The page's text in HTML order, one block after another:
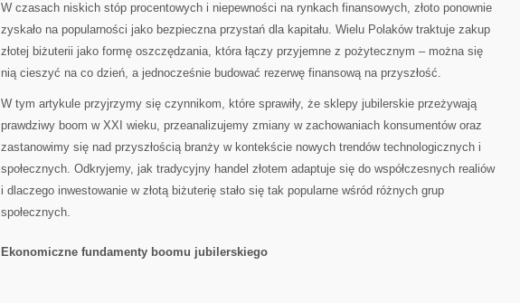
W czasach niskich stóp procentowych i niepewności na rynkach finansowych, złoto ponownie
zyskało na popularności jako bezpieczna przystań dla kapitału. Wielu Polaków traktuje zakup
złotej biżuterii jako formę oszczędzania, która łączy przyjemne z pożytecznym – można się
nią cieszyć na co dzień, a jednocześnie budować rezerwę finansową na przyszłość.
W tym artykule przyjrzymy się czynnikom, które sprawiły, że sklepy jubilerskie przeżywają
prawdziwy boom w XXI wieku, przeanalizujemy zmiany w zachowaniach konsumentów oraz
zastanowimy się nad przyszłością branży w kontekście nowych trendów technologicznych i
społecznych. Odkryjemy, jak tradycyjny handel złotem adaptuje się do współczesnych realiów
i dlaczego inwestowanie w złotą biżuterię stało się tak popularne wśród różnych grup
społecznych.
Ekonomiczne fundamenty boomu jubilerskiego